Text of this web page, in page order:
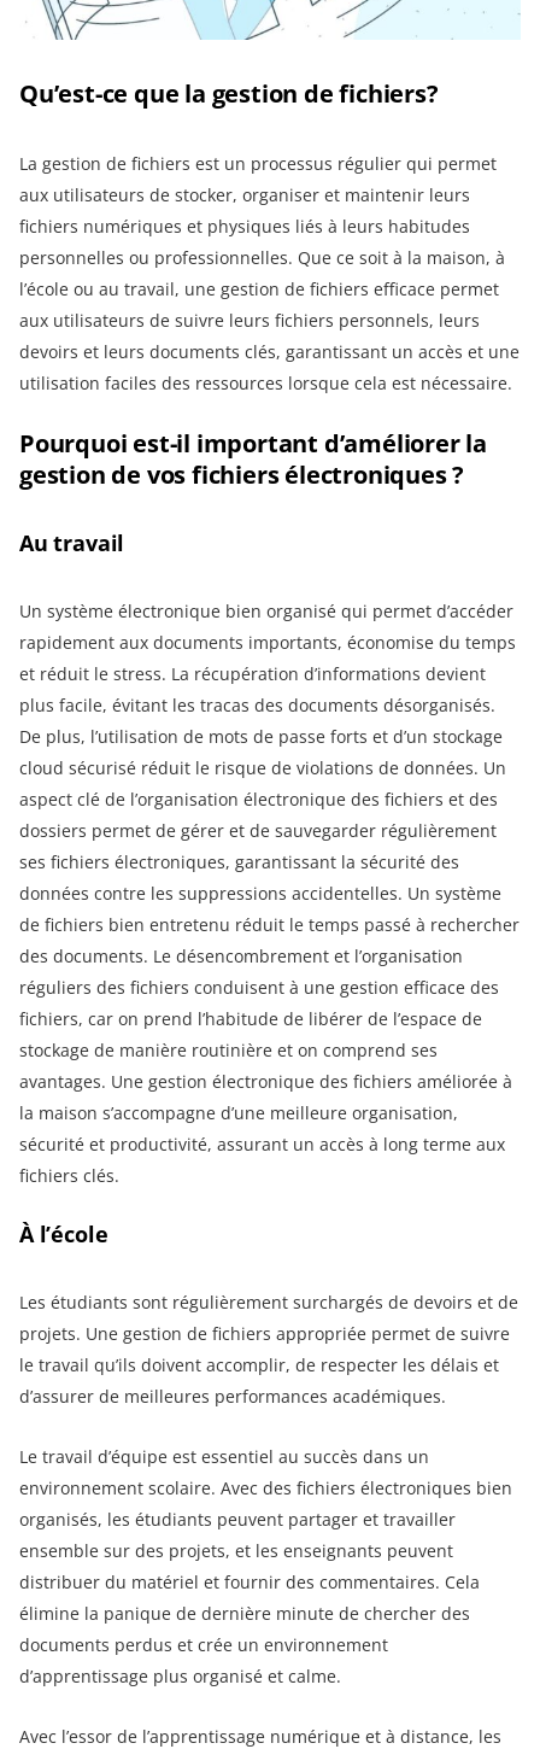
Qu’est-ce que la gestion de fichiers?
La gestion de fichiers est un processus régulier qui permet
aux utilisateurs de stocker, organiser et maintenir leurs
fichiers numériques et physiques liés à leurs habitudes
personnelles ou professionnelles. Que ce soit à la maison, à
l’école ou au travail, une gestion de fichiers efficace permet
aux utilisateurs de suivre leurs fichiers personnels, leurs
devoirs et leurs documents clés, garantissant un accès et une
utilisation faciles des ressources lorsque cela est nécessaire.
Pourquoi est-il important d’améliorer la
gestion de vos fichiers électroniques ?
Au travail
Un système électronique bien organisé qui permet d’accéder
rapidement aux documents importants, économise du temps
et réduit le stress. La récupération d’informations devient
plus facile, évitant les tracas des documents désorganisés.
De plus, l’utilisation de mots de passe forts et d’un stockage
cloud sécurisé réduit le risque de violations de données. Un
aspect clé de l’organisation électronique des fichiers et des
dossiers permet de gérer et de sauvegarder régulièrement
ses fichiers électroniques, garantissant la sécurité des
données contre les suppressions accidentelles. Un système
de fichiers bien entretenu réduit le temps passé à rechercher
des documents. Le désencombrement et l’organisation
réguliers des fichiers conduisent à une gestion efficace des
fichiers, car on prend l’habitude de libérer de l’espace de
stockage de manière routinière et on comprend ses
avantages. Une gestion électronique des fichiers améliorée à
la maison s’accompagne d’une meilleure organisation,
sécurité et productivité, assurant un accès à long terme aux
fichiers clés.
À l’école
Les étudiants sont régulièrement surchargés de devoirs et de
projets. Une gestion de fichiers appropriée permet de suivre
le travail qu’ils doivent accomplir, de respecter les délais et
d’assurer de meilleures performances académiques.
Le travail d’équipe est essentiel au succès dans un
environnement scolaire. Avec des fichiers électroniques bien
organisés, les étudiants peuvent partager et travailler
ensemble sur des projets, et les enseignants peuvent
distribuer du matériel et fournir des commentaires. Cela
élimine la panique de dernière minute de chercher des
documents perdus et crée un environnement
d’apprentissage plus organisé et calme.
Avec l’essor de l’apprentissage numérique et à distance, les